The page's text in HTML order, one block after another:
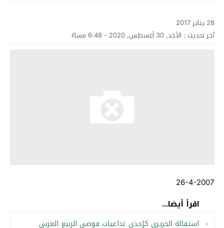
28 يناير 2017
آخر تحديث : الأحد, 30 أغسطس, 2020 - 6:48 مساءً
26-4-2007
اقرأ أيضا...
استقالة الحريري كإحدى تداعيات فوضى الربيع العربي